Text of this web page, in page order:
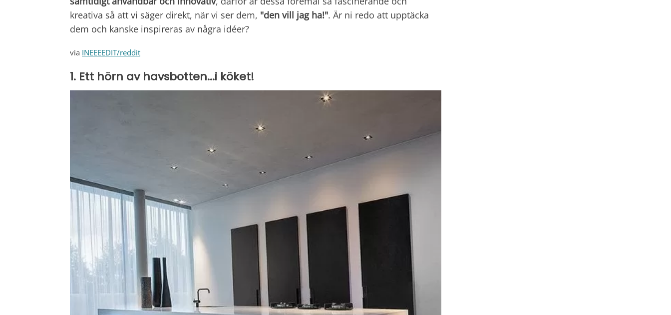
kreativa så att vi säger direkt, när vi ser dem, "den vill jag ha!". Är ni redo att upptäcka
dem och kanske inspireras av några idéer?
via INEEEEDIT/reddit
1. Ett hörn av havsbotten...i köket!